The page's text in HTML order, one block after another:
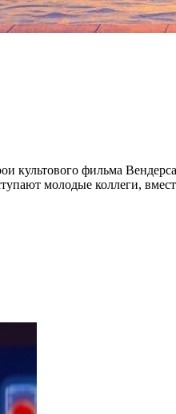
культового фильма
молодые коллеги,